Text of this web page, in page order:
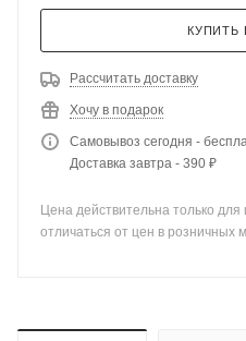
КУПИТЬ
Рассчитать доставку
Хочу в подарок
Самовывоз сегодня -
Доставка завтра - 390 ₽
Цена действительна только
отличаться от цен в розничных